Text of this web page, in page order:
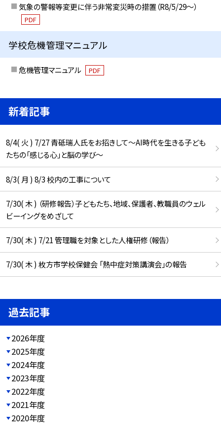
気象の警報等変更に伴う非常変災時の措置（R8/5/29〜）
PDF
学校危機管理マニュアル
危機管理マニュアル PDF
新着記事
8/4( 火 ) 7/27 青砥瑞人氏をお招きして〜AI時代を生きる子ども
たちの「感じる心」と脳の学び〜
8/3( 月 ) 8/3 校内の工事について
7/30( 木 ) （研修報告）子どもたち、地域、保護者、教職員のウェル
ビーイングをめざして
7/30( 木 ) 7/21 管理職を対象とした人権研修（報告）
7/30( 木 ) 枚方市学校保健会 「熱中症対策講演会」の報告
過去記事
2026年度
2025年度
2024年度
2023年度
2022年度
2021年度
2020年度